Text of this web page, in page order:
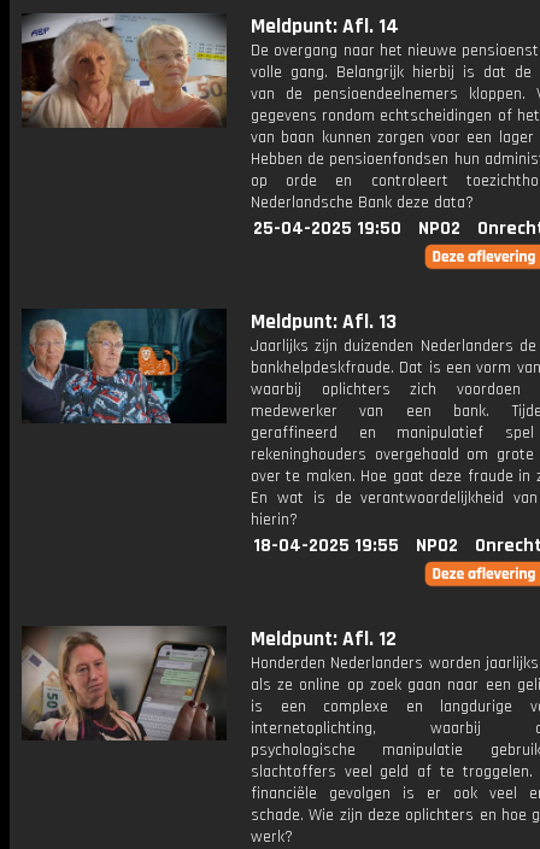
Meldpunt: Afl. 14
De overgang naar het nieuwe
volle gang. Belangrijk hierbij is dat de
van de pensioendeelnemers kloppen.
gegevens rondom echtscheidingen of
van baan kunnen zorgen voor een lager
Hebben de pensioenfondsen hun
op orde en controleert
Nederlandsche Bank deze data?
25-04-2025 19:50 NPO2
Meldpunt: Afl. 13
Jaarlijks zijn duizenden Nederlanders
bankhelpdeskfraude. Dat is een vorm
waarbij oplichters zich
medewerker van een bank.
geraffineerd en manipulatief
rekeninghouders overgehaald om grote
over te maken. Hoe gaat deze fraude in
En wat is de verantwoordelijkheid
hierin?
18-04-2025 19:55 NPO2
Meldpunt: Afl. 12
Honderden Nederlanders worden
als ze online op zoek gaan naar een
is een complexe en langdurige
internetoplichting, waarbij
psychologische manipulatie
slachtoffers veel geld af te troggelen.
financiële gevolgen is er ook veel
schade. Wie zijn deze oplichters en hoe
werk?